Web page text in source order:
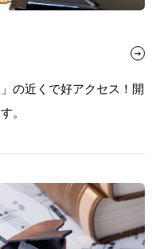
の近くで好アクセス！開
。